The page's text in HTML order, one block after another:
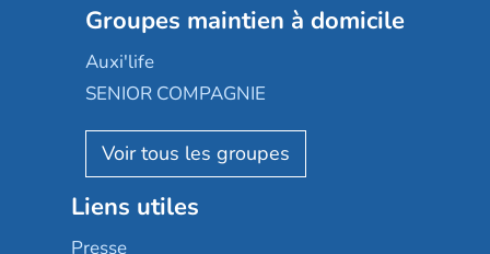
Les jardins d'Arcadie
Occitalia
Appartseniors
Reseda
Stella management
Les villages d'or
Sérénys
Groupe SOS
Le Noble Âge
Almage
Résidalya
Groupe aplus
Groupes maintien à domicile
Auxi'life
SENIOR COMPAGNIE
AGE D'OR Services
Liens utiles
Presse